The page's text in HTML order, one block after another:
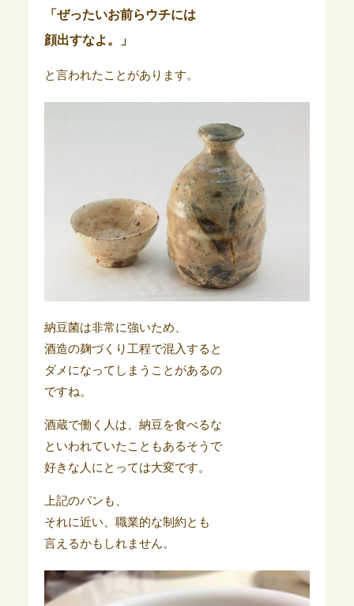
「ぜったいお前らウチには
顔出すなよ。」
と言われたことがあります。
納豆菌は非常に強いため、
酒造の麹づくり工程で混入すると
ダメになってしまうことがあるの
ですね。
酒蔵で働く人は、納豆を食べるな
といわれていたこともあるそうで
好きな人にとっては大変です。
上記のパンも、
それに近い、職業的な制約とも
言えるかもしれません。